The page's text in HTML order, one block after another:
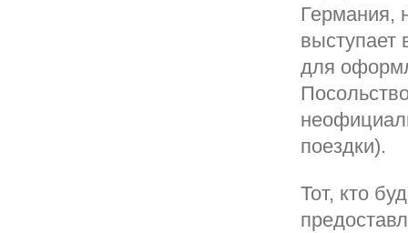
Германия,
выступает
для
поездки).
Тот, кто